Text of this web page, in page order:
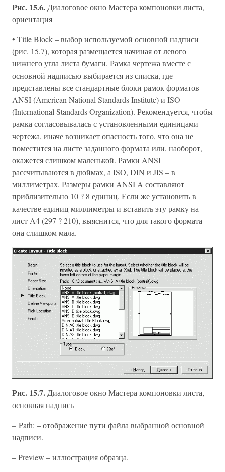
Рис. 15.6. Диалоговое окно Мастера компоновки листа,
ориентация
• Title Block – выбор используемой основной надписи
(рис. 15.7), которая размещается начиная от левого
нижнего угла листа бумаги. Рамка чертежа вместе с
основной надписью выбирается из списка, где
представлены все стандартные блоки рамок форматов
ANSI (American National Standards Institute) и ISO
(International Standards Organization). Рекомендуется, чтобы
рамка согласовывалась с установленными единицами
чертежа, иначе возникает опасность того, что она не
поместится на листе заданного формата или, наоборот,
окажется слишком маленькой. Рамки ANSI
рассчитываются в дюймах, а ISO, DIN и JIS – в
миллиметрах. Размеры рамки ANSI A составляют
приблизительно 10 ? 8 единиц. Если же установить в
качестве единиц миллиметры и вставить эту рамку на
лист A4 (297 ? 210), выяснится, что для такого формата
она слишком мала.
Рис. 15.7. Диалоговое окно Мастера компоновки листа,
основная надпись
– Path: – отображение пути файла выбранной основной
надписи.
– Preview – иллюстрация образца.